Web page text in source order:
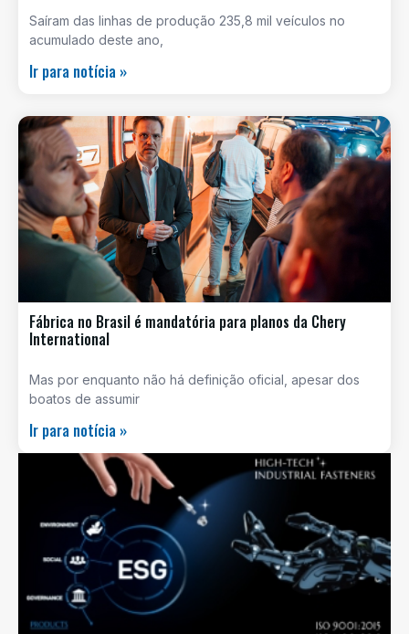
Saíram das linhas de produção 235,8 mil veículos no
acumulado deste ano,
Ir para notícia »
Fábrica no Brasil é mandatória para planos da Chery
International
Mas por enquanto não há definição oficial, apesar dos
boatos de assumir
Ir para notícia »